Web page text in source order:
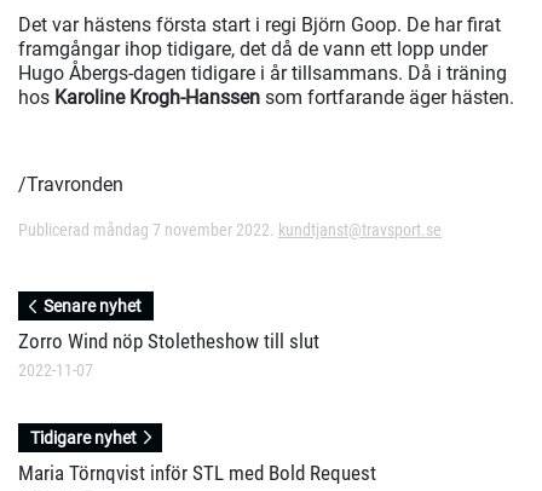
Det var hästens första start i regi Björn Goop. De har firat
framgångar ihop tidigare, det då de vann ett lopp under
Hugo Åbergs-dagen tidigare i år tillsammans. Då i träning
hos Karoline Krogh-Hanssen som fortfarande äger hästen.
/Travronden
Publicerad måndag 7 november 2022. kundtjanst@travsport.se
Senare nyhet
Zorro Wind nöp Stoletheshow till slut
2022-11-07
Tidigare nyhet
Maria Törnqvist inför STL med Bold Request